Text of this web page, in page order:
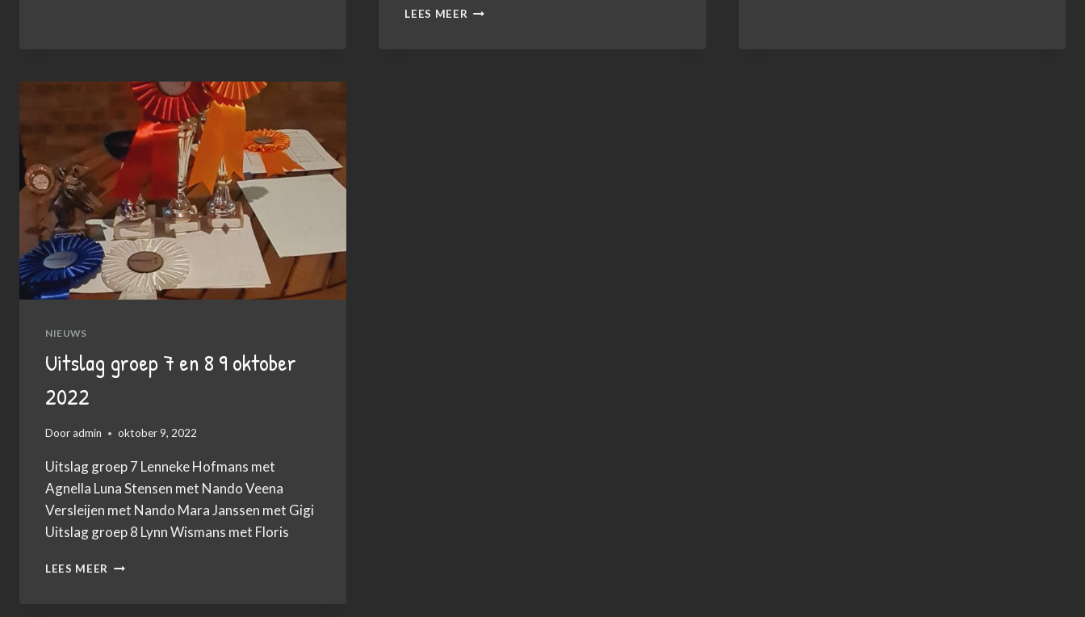
LEES MEER INSCHRIJVING
NIEUWS
Uitslag groep 7 en 8 9 oktober
2022
Dooradmin oktober 9, 2022
Uitslag groep 7 Lenneke Hofmans met
Agnella Luna Stensen met Nando Veena
Versleijen met Nando Mara Janssen met Gigi
Uitslag groep 8 Lynn Wismans met Floris
LEES MEER UITSLAG